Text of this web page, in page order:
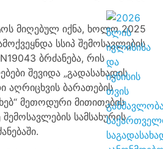
სსიპ შემოსავლების
ბრძანება, რის
შევიდა „გადასახადის
ბარათების
მეთოდური მითითების
სამსახურის